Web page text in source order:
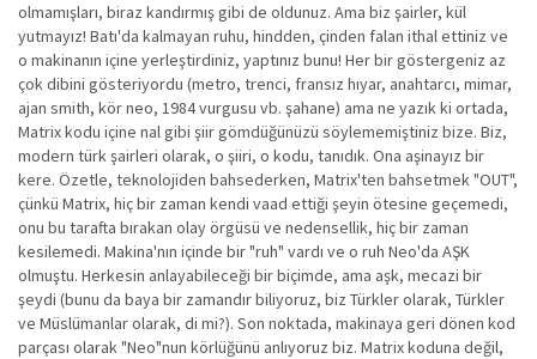
olmamışları, biraz kandırmış gibi de oldunuz. Ama biz şairler, kül
yutmayız! Batı'da kalmayan ruhu, hindden, çinden falan ithal ettiniz ve
o makinanın içine yerleştirdiniz, yaptınız bunu! Her bir göstergeniz az
çok dibini gösteriyordu (metro, trenci, fransız hıyar, anahtarcı, mimar,
ajan smith, kör neo, 1984 vurgusu vb. şahane) ama ne yazık ki ortada,
Matrix kodu içine nal gibi şiir gömdüğünüzü söylememiştiniz bize. Biz,
modern türk şairleri olarak, o şiiri, o kodu, tanıdık. Ona aşinayız bir
kere. Özetle, teknolojiden bahsederken, Matrix'ten bahsetmek "OUT",
çünkü Matrix, hiç bir zaman kendi vaad ettiği şeyin ötesine geçemedi,
onu bu tarafta bırakan olay örgüsü ve nedensellik, hiç bir zaman
kesilemedi. Makina'nın içinde bir "ruh" vardı ve o ruh Neo'da AŞK
olmuştu. Herkesin anlayabileceği bir biçimde, ama aşk, mecazi bir
şeydi (bunu da baya bir zamandır biliyoruz, biz Türkler olarak, Türkler
ve Müslümanlar olarak, di mi?). Son noktada, makinaya geri dönen kod
parçası olarak "Neo"nun körlüğünü anlıyoruz biz. Matrix koduna değil,